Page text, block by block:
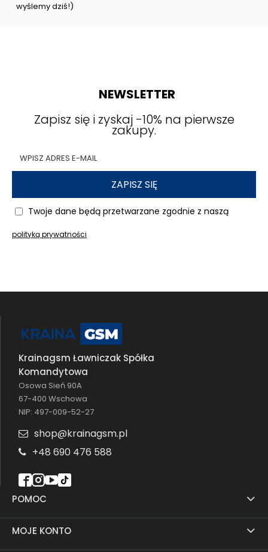
wyślemy dziś!)
NEWSLETTER
Zapisz się i zyskaj -10% na pierwsze
zakupy.
ZAPISZ SIĘ
Twoje dane będą przetwarzane zgodnie z naszą
polityką prywatności
POMOC
MOJE KONTO
Krainagsm Ławniczak Spółka
Komandytowa
Osowa Sień 90A
67-400 Wschowa
NIP: 497-009-52-27
shop@krainagsm.pl
+48 690 476 588